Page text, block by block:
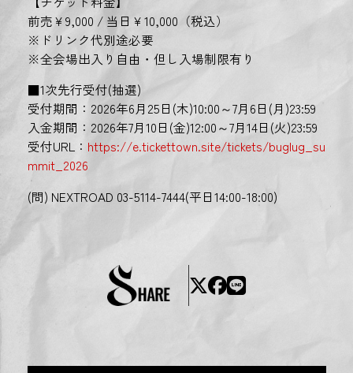
前売￥9,000 / 当日￥10,000（税込）
※ドリンク代別途必要
※全会場出入り自由・但し入場制限有り
■1次先行受付(抽選)
受付期間：2026年6月25日(木)10:00～7月6日(月)23:59
入金期間：2026年7月10日(金)12:00～7月14日(火)23:59
受付URL： https://e.tickettown.site/tickets/buglug_su
mmit_2026
(問) NEXTROAD 03-5114-7444(平日14:00-18:00)